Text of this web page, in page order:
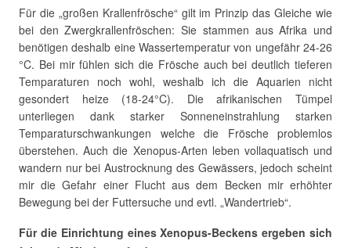
Für die „großen Krallenfrösche“ gilt im Prinzip das Gleiche wie
bei den Zwergkrallenfröschen: Sie stammen aus Afrika und
benötigen deshalb eine Wassertemperatur von ungefähr 24-26
°C. Bei mir fühlen sich die Frösche auch bei deutlich tieferen
Temparaturen noch wohl, weshalb ich die Aquarien nicht
gesondert heize (18-24°C). Die afrikanischen Tümpel
unterliegen dank starker Sonneneinstrahlung starken
Temparaturschwankungen welche die Frösche problemlos
überstehen. Auch die Xenopus-Arten leben vollaquatisch und
wandern nur bei Austrocknung des Gewässers, jedoch scheint
mir die Gefahr einer Flucht aus dem Becken mir erhöhter
Bewegung bei der Futtersuche und evtl. „Wandertrieb“.
Für die Einrichtung eines Xenopus-Beckens ergeben sich